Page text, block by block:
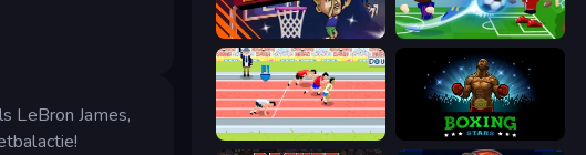
LeBron James,
BasketBros Soccer Masters: Euro 2020
Sports Hero Boxing Stars